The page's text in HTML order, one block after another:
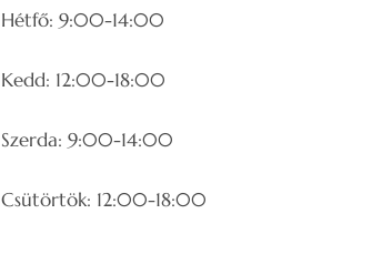
Hétfő: 9:00-14:00
Kedd: 12:00-18:00
Szerda: 9:00-14:00
Csütörtök: 12:00-18:00